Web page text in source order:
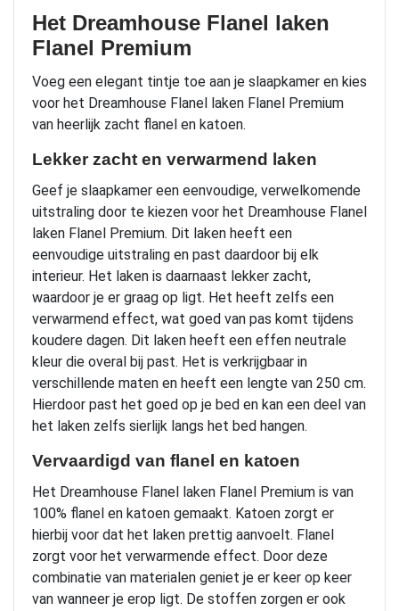
Het Dreamhouse Flanel laken
Flanel Premium
Voeg een elegant tintje toe aan je slaapkamer en kies
voor het Dreamhouse Flanel laken Flanel Premium
van heerlijk zacht flanel en katoen.
Lekker zacht en verwarmend laken
Geef je slaapkamer een eenvoudige, verwelkomende
uitstraling door te kiezen voor het Dreamhouse Flanel
laken Flanel Premium. Dit laken heeft een
eenvoudige uitstraling en past daardoor bij elk
interieur. Het laken is daarnaast lekker zacht,
waardoor je er graag op ligt. Het heeft zelfs een
verwarmend effect, wat goed van pas komt tijdens
koudere dagen. Dit laken heeft een effen neutrale
kleur die overal bij past. Het is verkrijgbaar in
verschillende maten en heeft een lengte van 250 cm.
Hierdoor past het goed op je bed en kan een deel van
het laken zelfs sierlijk langs het bed hangen.
Vervaardigd van flanel en katoen
Het Dreamhouse Flanel laken Flanel Premium is van
100% flanel en katoen gemaakt. Katoen zorgt er
hierbij voor dat het laken prettig aanvoelt. Flanel
zorgt voor het verwarmende effect. Door deze
combinatie van materialen geniet je er keer op keer
van wanneer je erop ligt. De stoffen zorgen er ook